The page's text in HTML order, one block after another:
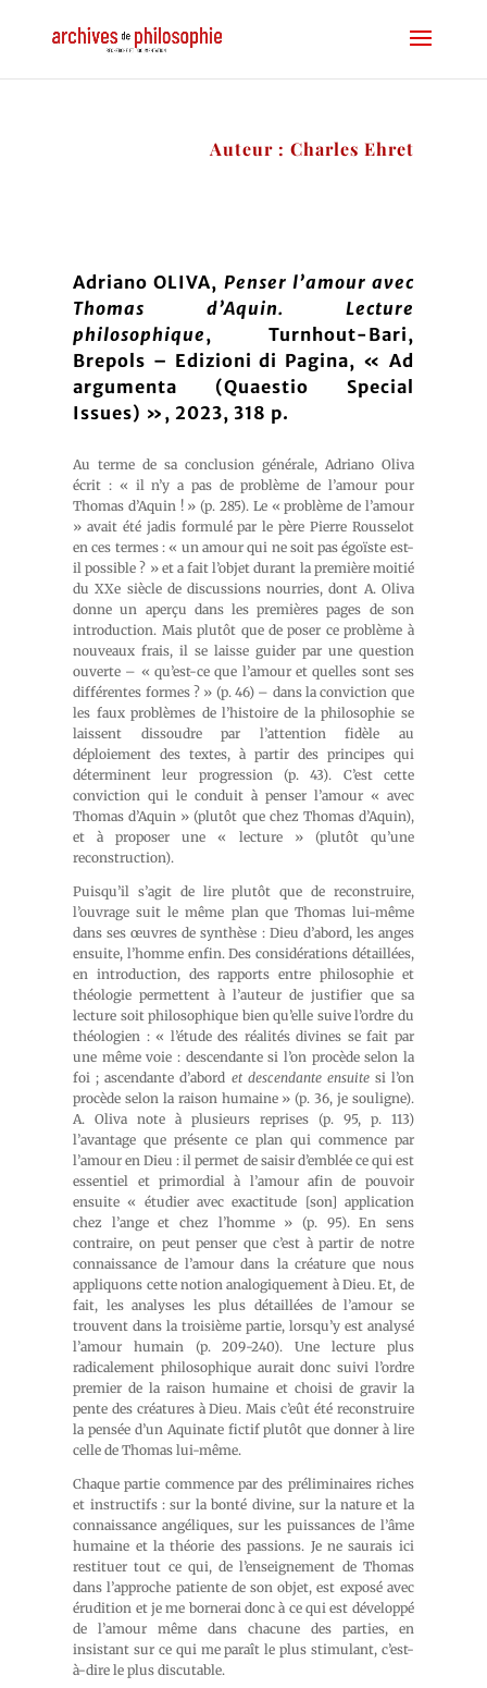
Auteur : Charles Ehret
Adriano OLIVA, Penser l’amour avec
Thomas d’Aquin. Lecture
philosophique, Turnhout-Bari,
Brepols – Edizioni di Pagina, « Ad
argumenta (Quaestio Special
Issues) », 2023, 318 p.
Au terme de sa conclusion générale, Adriano Oliva
écrit : « il n’y a pas de problème de l’amour pour
Thomas d’Aquin ! » (p. 285). Le « problème de l’amour
» avait été jadis formulé par le père Pierre Rousselot
en ces termes : « un amour qui ne soit pas égoïste est-
il possible ? » et a fait l’objet durant la première moitié
du XXe siècle de discussions nourries, dont A. Oliva
donne un aperçu dans les premières pages de son
introduction. Mais plutôt que de poser ce problème à
nouveaux frais, il se laisse guider par une question
ouverte – « qu’est-ce que l’amour et quelles sont ses
différentes formes ? » (p. 46) – dans la conviction que
les faux problèmes de l’histoire de la philosophie se
laissent dissoudre par l’attention fidèle au
déploiement des textes, à partir des principes qui
déterminent leur progression (p. 43). C’est cette
conviction qui le conduit à penser l’amour « avec
Thomas d’Aquin » (plutôt que chez Thomas d’Aquin),
et à proposer une « lecture » (plutôt qu’une
reconstruction).
Puisqu’il s’agit de lire plutôt que de reconstruire,
l’ouvrage suit le même plan que Thomas lui-même
dans ses œuvres de synthèse : Dieu d’abord, les anges
ensuite, l’homme enfin. Des considérations détaillées,
en introduction, des rapports entre philosophie et
théologie permettent à l’auteur de justifier que sa
lecture soit philosophique bien qu’elle suive l’ordre du
théologien : « l’étude des réalités divines se fait par
une même voie : descendante si l’on procède selon la
foi ; ascendante d’abord et descendante ensuitesi l’on
procède selon la raison humaine » (p. 36, je souligne).
A. Oliva note à plusieurs reprises (p. 95, p. 113)
l’avantage que présente ce plan qui commence par
l’amour en Dieu : il permet de saisir d’emblée ce qui est
essentiel et primordial à l’amour afin de pouvoir
ensuite « étudier avec exactitude [son] application
chez l’ange et chez l’homme » (p. 95). En sens
contraire, on peut penser que c’est à partir de notre
connaissance de l’amour dans la créature que nous
appliquons cette notion analogiquement à Dieu. Et, de
fait, les analyses les plus détaillées de l’amour se
trouvent dans la troisième partie, lorsqu’y est analysé
l’amour humain (p. 209-240). Une lecture plus
radicalement philosophique aurait donc suivi l’ordre
premier de la raison humaine et choisi de gravir la
pente des créatures à Dieu. Mais c’eût été reconstruire
la pensée d’un Aquinate fictif plutôt que donner à lire
celle de Thomas lui-même.
Chaque partie commence par des préliminaires riches
et instructifs : sur la bonté divine, sur la nature et la
connaissance angéliques, sur les puissances de l’âme
humaine et la théorie des passions. Je ne saurais ici
restituer tout ce qui, de l’enseignement de Thomas
dans l’approche patiente de son objet, est exposé avec
érudition et je me bornerai donc à ce qui est développé
de l’amour même dans chacune des parties, en
insistant sur ce qui me paraît le plus stimulant, c’est-
à-dire le plus discutable.